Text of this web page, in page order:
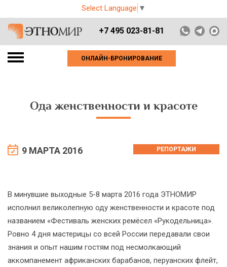
Select Language ▼
+7 495 023-81-81
ОНЛАЙН-БРОНИРОВАНИЕ
Ода женственности и красоте
9 МАРТА 2016 РЕПОРТАЖИ
В минувшие выходные 5-8 марта 2016 года ЭТНОМИР
исполнил великолепную оду женственности и красоте под
названием «Фестиваль женских ремёсел «Рукодельница».
Ровно 4 дня мастерицы со всей России передавали свои
знания и опыт нашим гостям под несмолкающий
аккомпанемент африканских барабанов, перуанских флейт,